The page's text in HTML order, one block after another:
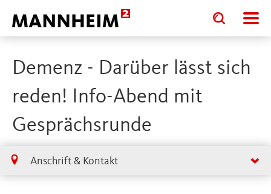
Toggle
search
input
Toggle
search
input
Demenz - Darüber lässt sich
reden! Info-Abend mit
Gesprächsrunde
Anschrift & Kontakt